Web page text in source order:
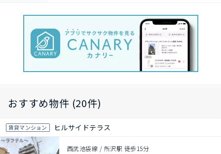
おすすめ物件 (20件)
賃貸マンション ヒルサイドテラス
西武池袋線 / 所沢駅 徒歩15分